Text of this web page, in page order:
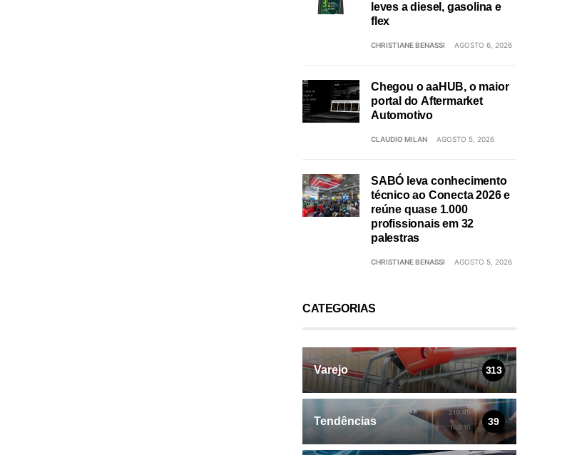
leves a diesel, gasolina e
flex
CHRISTIANE BENASSI AGOSTO 6, 2026
Chegou o aaHUB, o maior
portal do Aftermarket
Automotivo
CLAUDIO MILAN AGOSTO 5, 2026
SABÓ leva conhecimento
técnico ao Conecta 2026 e
reúne quase 1.000
profissionais em 32
palestras
CHRISTIANE BENASSI AGOSTO 5, 2026
CATEGORIAS
Varejo 313
Tendências 39